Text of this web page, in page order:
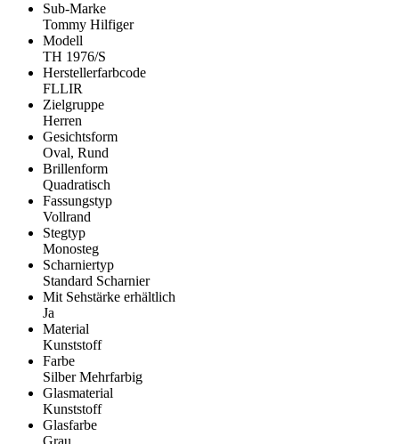
Sub-Marke
Tommy Hilfiger
Modell
TH 1976/S
Herstellerfarbcode
FLLIR
Zielgruppe
Herren
Gesichtsform
Oval, Rund
Brillenform
Quadratisch
Fassungstyp
Vollrand
Stegtyp
Monosteg
Scharniertyp
Standard Scharnier
Mit Sehstärke erhältlich
Ja
Material
Kunststoff
Farbe
Silber Mehrfarbig
Glasmaterial
Kunststoff
Glasfarbe